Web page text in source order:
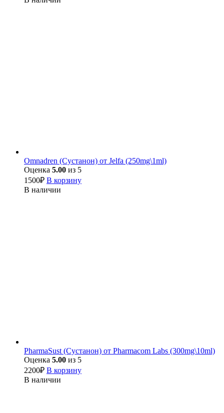
Omnadren (Сустанон) от Jelfa (250mg\1ml)
Оценка 5.00 из 5
1500₽ В корзину
В наличии
PharmaSust (Сустанон) от Pharmacom Labs (300mg\10ml)
Оценка 5.00 из 5
2200₽ В корзину
В наличии